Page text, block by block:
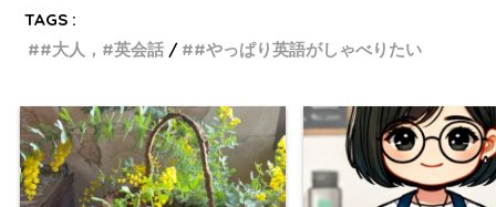
TAGS :
#大人，#英会話
#やっぱり英語がしゃべりたい